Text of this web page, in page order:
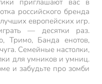
приглашают вас в
российского бренда
европейских игр.
— десятки раз.
Тримо, Банда енотов,
Семейные настолки,
для умников и умниц.
и забудьте про зомби